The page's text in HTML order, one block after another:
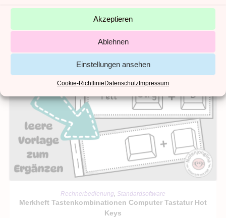
Akzeptieren
Ablehnen
Einstellungen ansehen
Cookie-RichtlinieDatenschutzImpressum
IN DEN WARENKORB
Rechnerbedienung, Standardsoftware
Merkheft Tastenkombinationen Computer Tastatur Hot
Keys